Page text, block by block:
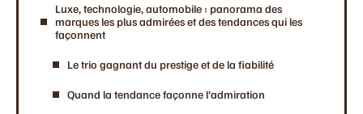
Luxe, technologie, automobile : panorama des
marques les plus admirées et des tendances qui les
façonnent
Le trio gagnant du prestige et de la fiabilité
Quand la tendance façonne l’admiration